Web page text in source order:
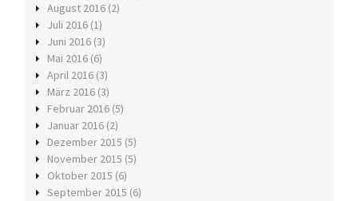
August 2016 (2)
Juli 2016 (1)
Juni 2016 (3)
Mai 2016 (6)
April 2016 (3)
März 2016 (3)
Februar 2016 (5)
Januar 2016 (2)
Dezember 2015 (5)
November 2015 (5)
Oktober 2015 (6)
September 2015 (6)